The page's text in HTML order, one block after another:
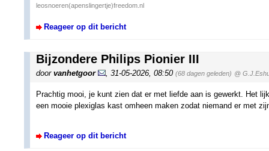
leosnoeren(apenslingertje)freedom.nl
Reageer op dit bericht
Bijzondere Philips Pionier III
door vanhetgoor 31-05-2026, 08:50 (68 dagen geleden) @
Prachtig mooi, je kunt zien dat er met liefde aan is gewerkt. Het
een mooie plexiglas kast omheen maken zodat niemand er met
Reageer op dit bericht